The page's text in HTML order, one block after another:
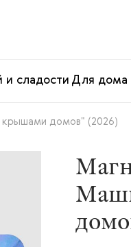
и сладости Для дома
домов" (2026)